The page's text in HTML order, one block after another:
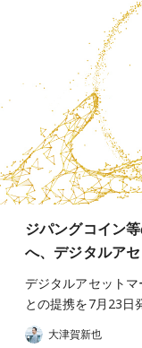
ジパングコイン
へ、デジタルア
デジタルアセットマ
との提携を7月23日
大津賀新也